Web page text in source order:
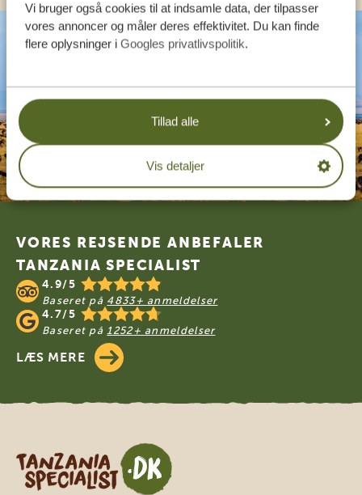
Vi bruger også cookies til at indsamle data, der tilpasser
vores annoncer og måler deres effektivitet. Du kan finde
flere oplysninger i Googles privatlivspolitik.
Tillad alle
Vis detaljer
VORES REJSENDE ANBEFALER
TANZANIA SPECIALIST
4.9/5
Baseret på 4833+ anmeldelser
4.7/5
Baseret på 1252+ anmeldelser
LÆS MERE
Tanzania Specialist